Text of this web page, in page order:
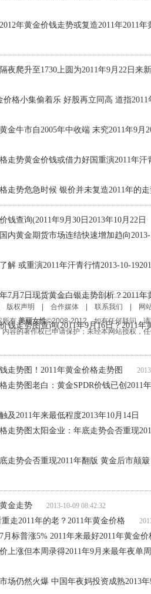
年黄金价钱走势或复造2011年2011年
夜爬升至1730上圆为2011年9月22日来
价格小集偷着乐 好股再立同高 道指2011
金牛市自2005年中收端 末究2011年9月
走势黄金价钱或借力好国重演2011年汗
走势危急时候 银价并未复造2011年的
钱查询(2011年9月30日2013年10月22日
内黄金期货市场连结快速增加趋向2013-
解 或重演2011年汗青行情2013-10-
7月7日现货黄金白银走势剖析？2011年
钱走势图查询(2011年9月16日？2011年
走势图！2011年黄金价格走势图 2013-
走势图老白：黄金SPDR价钱已创2011
及2011年来最低程度2013年10月14日
走势图太阳金业：年底走势会否重现
走势会否重现2011年翻版 黄金后市颠簸
金走势 2013-10-09 08:42:32
走2011年的老？2011年黄金价格 2013-
月标普涨5% 2011年来最好2011年黄金价
上涨但本周录得2011年9月来最年夜单
场仍然火爆 中国年夜妈投资成熟2013年
版权声明 合作媒体 联系我们 网
所有美丽女性©2008-2012 如有任何疑问，请
容的著作权已申请保护；未经本网站授权，